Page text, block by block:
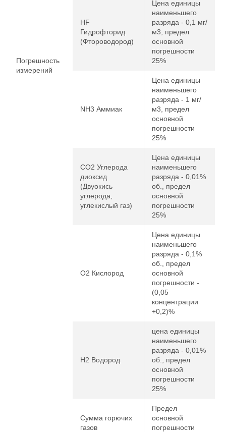
Погрешность
измерений
HF
Гидрофторид
(Фтороводород)
Цена единицы
наименьшего
разряда - 0,1 мг/
м3, предел
основной
погрешности
25%
NH3 Аммиак
Цена единицы
наименьшего
разряда - 1 мг/
м3, предел
основной
погрешности
25%
CO2 Углерода
диоксид
(Двуокись
углерода,
углекислый газ)
Цена единицы
наименьшего
разряда - 0,01%
об., предел
основной
погрешности
25%
O2 Кислород
Цена единицы
наименьшего
разряда - 0,1%
об., предел
основной
погрешности -
(0,05
концентрации
+0,2)%
H2 Водород
цена единицы
наименьшего
разряда - 0,01%
об., предел
основной
погрешности
25%
Сумма горючих
газов
Предел
основной
погрешности